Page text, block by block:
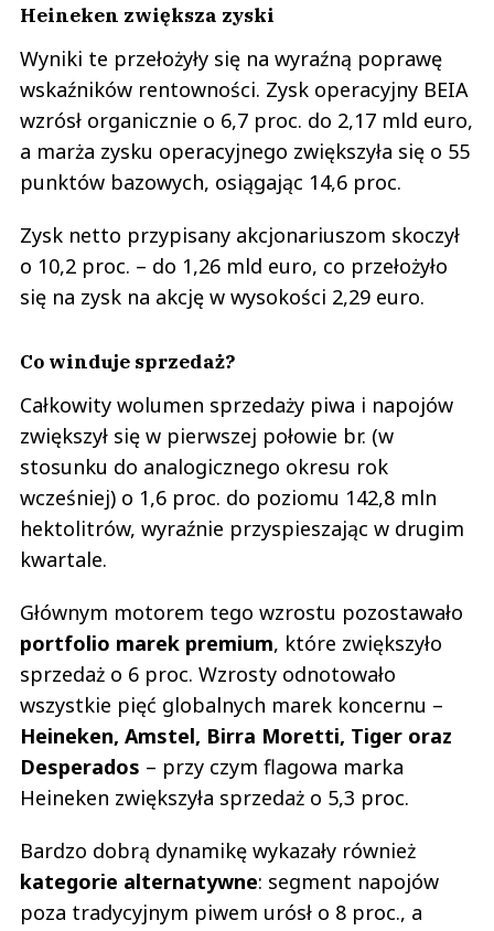
Heineken zwiększa zyski
Wyniki te przełożyły się na wyraźną poprawę
wskaźników rentowności. Zysk operacyjny BEIA
wzrósł organicznie o 6,7 proc. do 2,17 mld euro,
a marża zysku operacyjnego zwiększyła się o 55
punktów bazowych, osiągając 14,6 proc.
Zysk netto przypisany akcjonariuszom skoczył
o 10,2 proc. – do 1,26 mld euro, co przełożyło
się na zysk na akcję w wysokości 2,29 euro.
Co winduje sprzedaż?
Całkowity wolumen sprzedaży piwa i napojów
zwiększył się w pierwszej połowie br. (w
stosunku do analogicznego okresu rok
wcześniej) o 1,6 proc. do poziomu 142,8 mln
hektolitrów, wyraźnie przyspieszając w drugim
kwartale.
Głównym motorem tego wzrostu pozostawało
portfolio marek premium, które zwiększyło
sprzedaż o 6 proc. Wzrosty odnotowało
wszystkie pięć globalnych marek koncernu –
Heineken, Amstel, Birra Moretti, Tiger oraz
Desperados – przy czym flagowa marka
Heineken zwiększyła sprzedaż o 5,3 proc.
Bardzo dobrą dynamikę wykazały również
kategorie alternatywne: segment napojów
poza tradycyjnym piwem urósł o 8 proc., a